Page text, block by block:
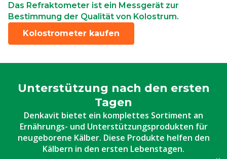
Das Refraktometer ist ein Messgerät zur
Bestimmung der Qualität von Kolostrum.
Kolostrometer kaufen
Unterstützung nach den ersten
Tagen
Denkavit bietet ein komplettes Sortiment an
Ernährungs- und Unterstützungsprodukten für
neugeborene Kälber. Diese Produkte helfen den
Kälbern in den ersten Lebenstagen.